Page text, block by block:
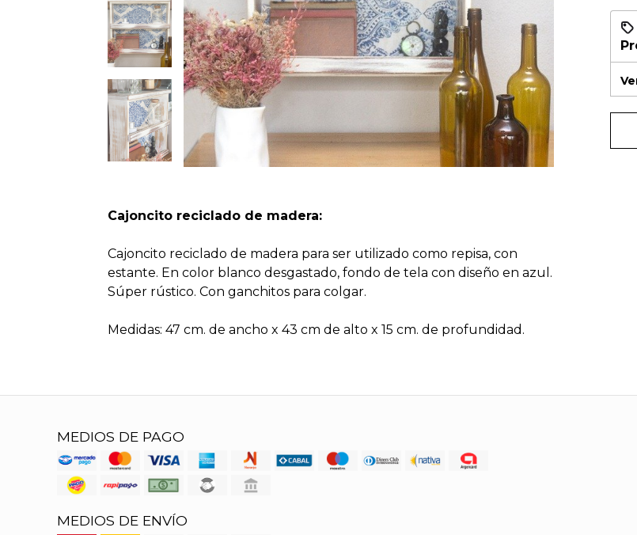
Cajoncito reciclado de madera:
Cajoncito reciclado de madera para ser utilizado como repisa, con
estante. En color blanco desgastado, fondo de tela con diseño en azul.
Súper rústico. Con ganchitos para colgar.
Medidas: 47 cm. de ancho x 43 cm de alto x 15 cm. de profundidad.
MEDIOS DE PAGO
MEDIOS DE ENVÍO